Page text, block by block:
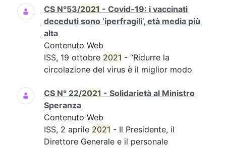
CS N°53/2021 - Covid-19: i vaccinati
deceduti sono ‘iperfragili’, età media più
alta
Contenuto Web
ISS, 19 ottobre 2021 - “Ridurre la
circolazione del virus è il miglior modo
CS N° 22/2021 - Solidarietà al Ministro
Speranza
Contenuto Web
ISS, 2 aprile 2021 - Il Presidente, il
Direttore Generale e il personale